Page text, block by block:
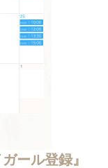
ール登録』